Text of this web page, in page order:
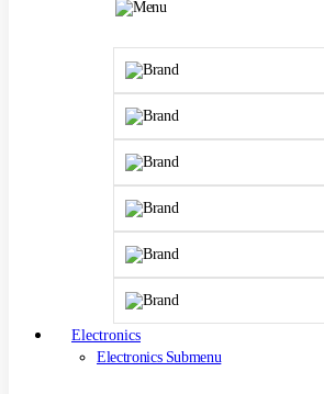
Electronics
Electronics Submenu